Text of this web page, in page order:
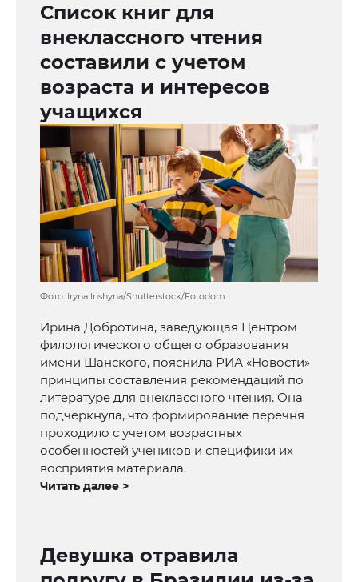
Список книг для
внеклассного чтения
составили с учетом
возраста и интересов
учащихся
Фото: Iryna Inshyna/Shutterstock/Fotodom
Ирина Добротина, заведующая Центром
филологического общего образования
имени Шанского, пояснила РИА «Новости»
принципы составления рекомендаций по
литературе для внеклассного чтения. Она
подчеркнула, что формирование перечня
проходило с учетом возрастных
особенностей учеников и специфики их
восприятия материала.
Читать далее >
Девушка отравила